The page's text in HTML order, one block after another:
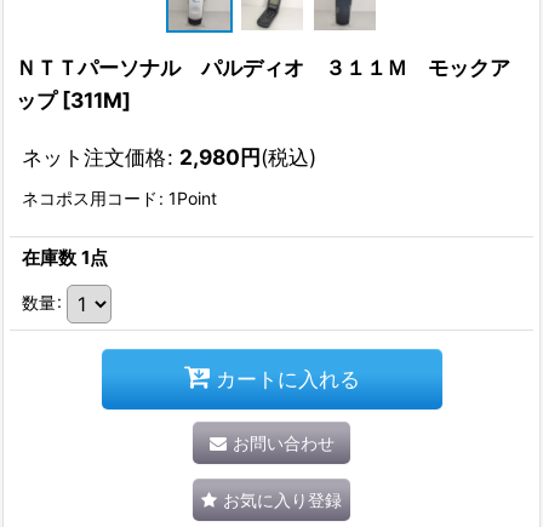
ＮＴＴパーソナル パルディオ ３１１Ｍ モックア
ップ [311M]
ネット注文価格: 2,980円(税込)
ネコポス用コード : 1Point
在庫数 1点
数量:
カートに入れる
お問い合わせ
お気に入り登録